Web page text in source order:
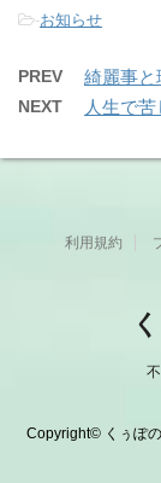
-お知らせ
PREV 綺麗事と
NEXT 人生で
利用規約
Copyright© くぅぽ